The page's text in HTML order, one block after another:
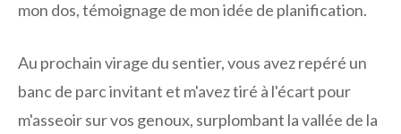
mon dos, témoignage de mon idée de planification.
Au prochain virage du sentier, vous avez repéré un
banc de parc invitant et m'avez tiré à l'écart pour
m'asseoir sur vos genoux, surplombant la vallée de la